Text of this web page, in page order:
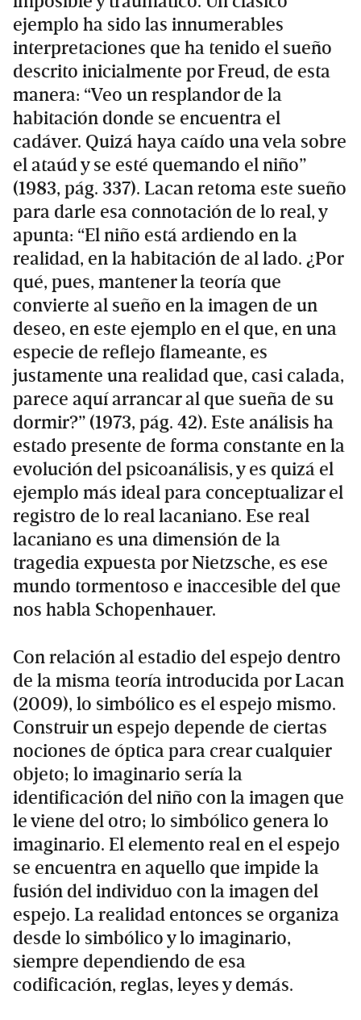
ejemplo ha sido las innumerables
interpretaciones que ha tenido el sueño
descrito inicialmente por Freud, de esta
manera: “Veo un resplandor de la
habitación donde se encuentra el
cadáver. Quizá haya caído una vela sobre
el ataúd y se esté quemando el niño”
(1983, pág. 337). Lacan retoma este sueño
para darle esa connotación de lo real, y
apunta: “El niño está ardiendo en la
realidad, en la habitación de al lado. ¿Por
qué, pues, mantener la teoría que
convierte al sueño en la imagen de un
deseo, en este ejemplo en el que, en una
especie de reflejo flameante, es
justamente una realidad que, casi calada,
parece aquí arrancar al que sueña de su
dormir?” (1973, pág. 42). Este análisis ha
estado presente de forma constante en la
evolución del psicoanálisis, y es quizá el
ejemplo más ideal para conceptualizar el
registro de lo real lacaniano. Ese real
lacaniano es una dimensión de la
tragedia expuesta por Nietzsche, es ese
mundo tormentoso e inaccesible del que
nos habla Schopenhauer.
Con relación al estadio del espejo dentro
de la misma teoría introducida por Lacan
(2009), lo simbólico es el espejo mismo.
Construir un espejo depende de ciertas
nociones de óptica para crear cualquier
objeto; lo imaginario sería la
identificación del niño con la imagen que
le viene del otro; lo simbólico genera lo
imaginario. El elemento real en el espejo
se encuentra en aquello que impide la
fusión del individuo con la imagen del
espejo. La realidad entonces se organiza
desde lo simbólico y lo imaginario,
siempre dependiendo de esa
codificación, reglas, leyes y demás.